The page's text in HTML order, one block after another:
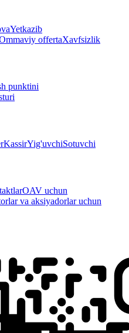
Yetkazib
offertaXavfsizlik
punktini
KassirYig'uvchiSotuvchi
OAV uchun
va aksiyadorlar uchun